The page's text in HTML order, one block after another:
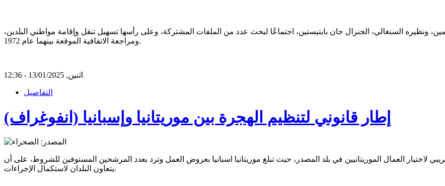
ونظيره السنغالي، الجنرال جان بابتيستين، اجتماعًا لبحث عدد من الملفات المشتركة، وعلى رأسها تسهيل تنقل وإقامة مواطني البلدين،
ومراجعة الاتفاقية الموقعة بينهما عام 1972.
اثنين, 13/01/2025 - 12:36
التفاصيل
إطار قانوني لتنظيم الهجرة بين موريتانيا وإسبانيا (انفوغراف)
لاختيار العمال الموريتانيين في بلد المصدر، حيث تبلغ موريتانيا اسبانيا بعروض العمل وترد بعدد المرشحين المستوفين للشروط، على أن
يتعاون البلدان لاستكمال الإجراءات.